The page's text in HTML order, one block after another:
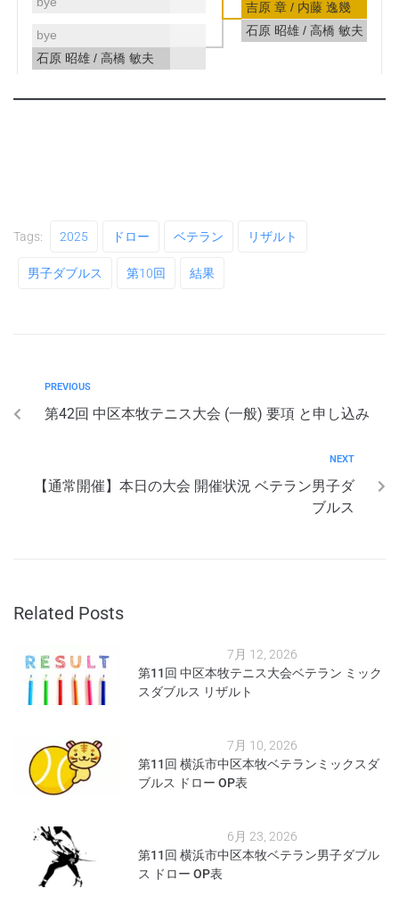
Tags: 2025 ドロー ベテラン リザルト
男子ダブルス 第10回 結果
PREVIOUS
第42回 中区本牧テニス大会 (一般) 要項 と申し込み
NEXT
【通常開催】本日の大会 開催状況 ベテラン男子ダ
ブルス
Related Posts
7月 12, 2026
第11回 中区本牧テニス大会ベテラン ミック
スダブルス リザルト
7月 10, 2026
第11回 横浜市中区本牧ベテランミックスダ
ブルス ドロー OP表
6月 23, 2026
第11回 横浜市中区本牧ベテラン男子ダブル
ス ドロー OP表